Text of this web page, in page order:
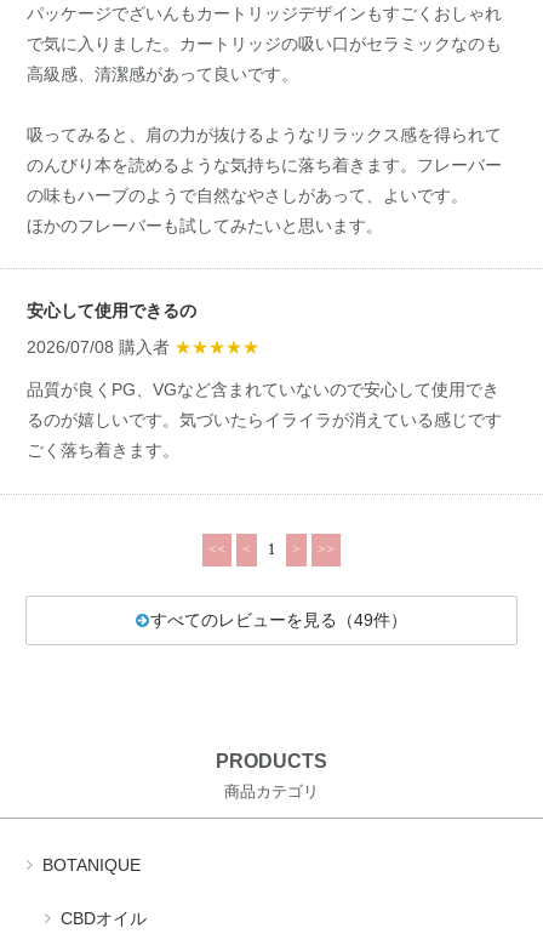
パッケージでざいんもカートリッジデザインもすごくおしゃれ
で気に入りました。カートリッジの吸い口がセラミックなのも
高級感、清潔感があって良いです。
吸ってみると、肩の力が抜けるようなリラックス感を得られて
のんびり本を読めるような気持ちに落ち着きます。フレーバー
の味もハーブのようで自然なやさしがあって、よいです。
ほかのフレーバーも試してみたいと思います。
安心して使用できるの
2026/07/08 購入者 ★★★★★
品質が良くPG、VGなど含まれていないので安心して使用でき
るのが嬉しいです。気づいたらイライラが消えている感じです
ごく落ち着きます。
<< < 1 > >>
すべてのレビューを見る（49件）
PRODUCTS
商品カテゴリ
BOTANIQUE
CBDオイル